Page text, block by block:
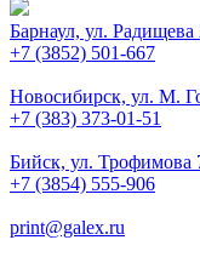
Барнаул, ул. Радищева
+7 (3852) 501-667
Новосибирск, ул. М.
+7 (383) 373-01-51
Бийск, ул. Трофимова
+7 (3854) 555-906
print@galex.ru